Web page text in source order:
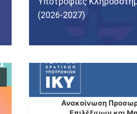
(2026-2027)